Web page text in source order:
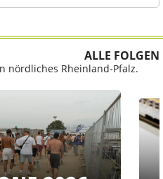
ALLE FOLGEN
nördliches Rheinland-Pfalz.